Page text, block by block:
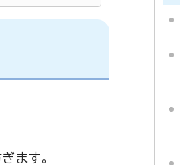
ます。